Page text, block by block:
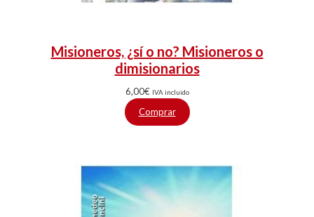
Misioneros, ¿sí o no? Misioneros o
dimisionarios
6,00€ IVA incluido
Comprar